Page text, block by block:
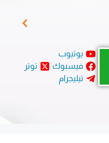
يوتيوب
فيسبوك
توتر
تيليجرام